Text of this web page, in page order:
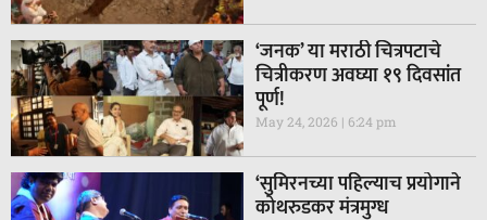
‘जनक’ या मराठी चित्रपटाचे
चित्रीकरण अवघ्या १९ दिवसांत
पूर्ण!
May 24, 2026 6:24 pm
‘सुमिरनच्या पहिल्याच प्रयोगाने
कोथरुडकर मंत्रमुग्ध